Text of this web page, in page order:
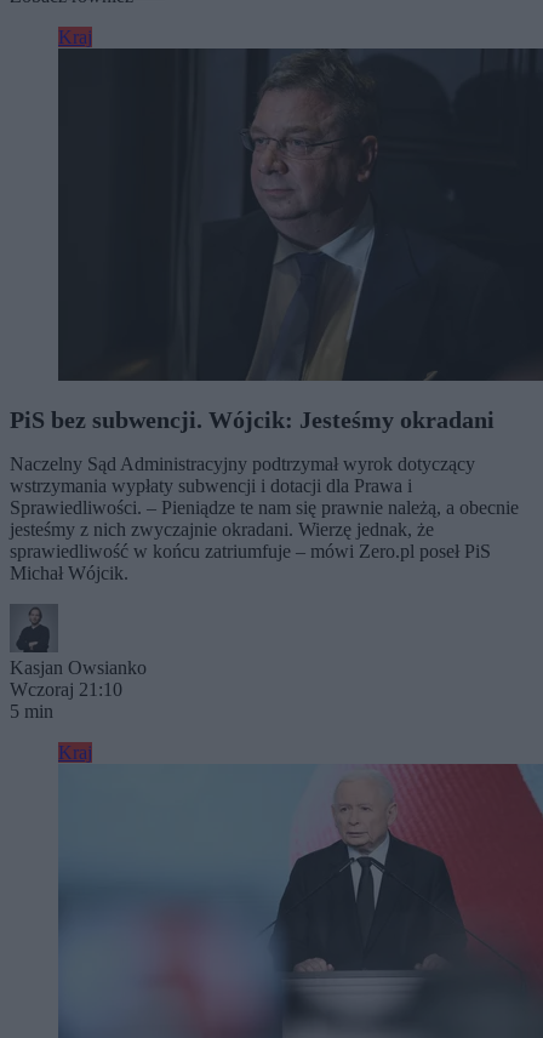
Kraj
PiS bez subwencji. Wójcik: Jesteśmy okradani
Naczelny Sąd Administracyjny podtrzymał wyrok dotyczący
wstrzymania wypłaty subwencji i dotacji dla Prawa i
Sprawiedliwości. – Pieniądze te nam się prawnie należą, a obecnie
jesteśmy z nich zwyczajnie okradani. Wierzę jednak, że
sprawiedliwość w końcu zatriumfuje – mówi Zero.pl poseł PiS
Michał Wójcik.
Kasjan Owsianko
Wczoraj 21:10
5 min
Kraj